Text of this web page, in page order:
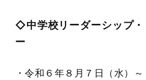
◇中学校リーダーシップ・
ー
・令和６年８月７日（水）